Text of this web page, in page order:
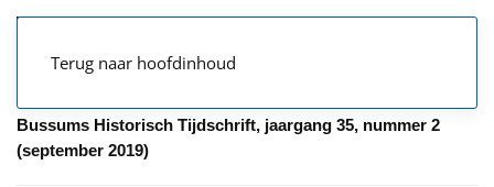
Terug naar hoofdinhoud
Bussums Historisch Tijdschrift, jaargang 35, nummer 2
(september 2019)